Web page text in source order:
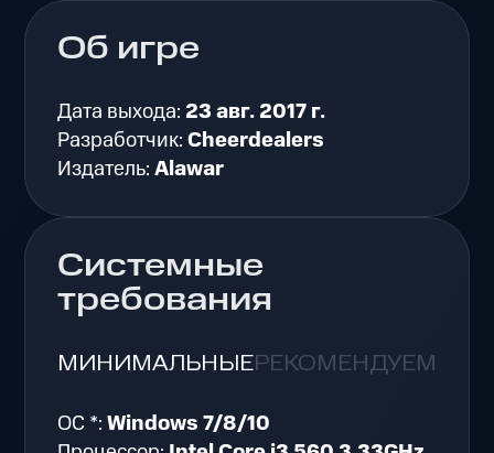
Об игре
Дата выхода: 23 авг. 2017 г.
Разработчик:Cheerdealers
Издатель:Alawar
Системные
требования
МИНИМАЛЬНЫЕРЕКОМЕНДУЕМЫЕ
ОС *:Windows 7/8/10